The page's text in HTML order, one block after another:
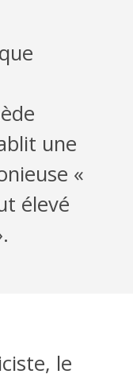
une
«
élevé
le